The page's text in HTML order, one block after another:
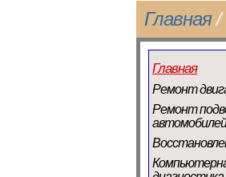
Главная/
Главная
Ремонт
Ремонт
автомобилей